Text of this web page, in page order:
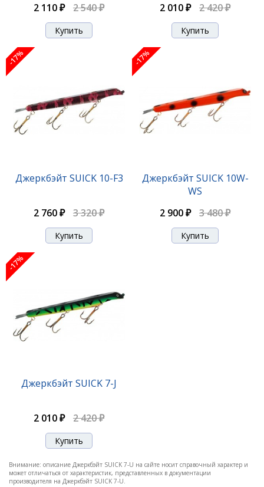
-17%
-17%
2 110 ₽
2 540 ₽ 2 010 ₽ 2 420 ₽
-17%
Джеркбэйт SUICK 10-F3
2 760 ₽ 3 320 ₽
-17%
Джеркбэйт SUICK 10W-
WS
2 900 ₽
3 480 ₽
-17%
Джеркбэйт SUICK 7-J
2 010 ₽ 2 420 ₽
Внимание: описание Джеркбэйт SUICK 7-U на сайте носит справочный характер и
может отличаться от характеристик, представленных в документации
производителя на Джеркбэйт SUICK 7-U.